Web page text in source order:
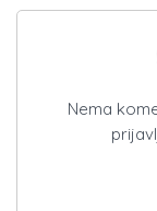
Nema